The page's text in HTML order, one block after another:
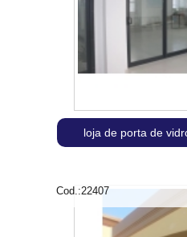
loja de porta de
Cod.:22407